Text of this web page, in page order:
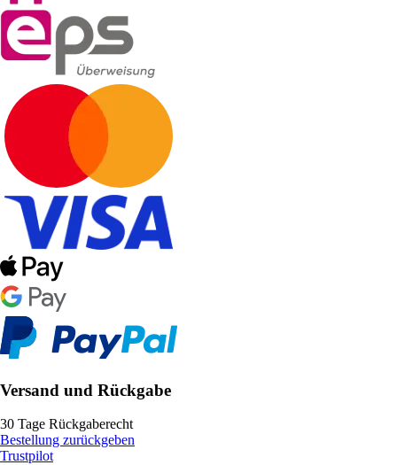
Versand und Rückgabe
30 Tage Rückgaberecht
Bestellung zurückgeben
Trustpilot